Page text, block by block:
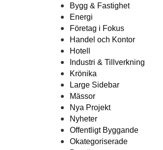
Bygg & Fastighet
Energi
Företag i Fokus
Handel och Kontor
Hotell
Industri & Tillverkning
Krönika
Large Sidebar
Mässor
Nya Projekt
Nyheter
Offentligt Byggande
Okategoriserade